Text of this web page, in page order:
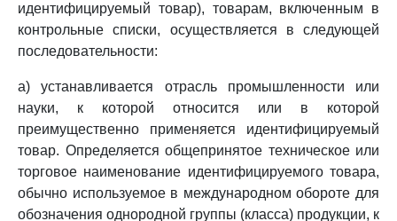
идентифицируемый товар), товарам, включенным в
контрольные списки, осуществляется в следующей
последовательности:
а) устанавливается отрасль промышленности или
науки, к которой относится или в которой
преимущественно применяется идентифицируемый
товар. Определяется общепринятое техническое или
торговое наименование идентифицируемого товара,
обычно используемое в международном обороте для
обозначения однородной группы (класса) продукции, к